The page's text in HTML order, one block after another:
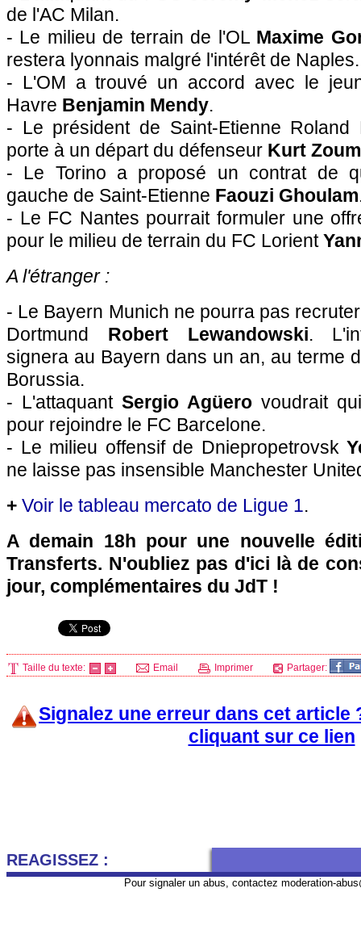
de l'AC Milan.
- Le milieu de terrain de l'OL Maxime
restera lyonnais malgré l'intérêt de Naples.
- L'OM a trouvé un accord avec le
Havre Benjamin Mendy.
- Le président de Saint-Etienne
porte à un départ du défenseur Kurt
- Le Torino a proposé un contrat de
gauche de Saint-Etienne Faouzi Ghoulam
- Le FC Nantes pourrait formuler une
pour le milieu de terrain du FC Lorient
A l'étranger :
- Le Bayern Munich ne pourra pas
Dortmund Robert Lewandowski.
signera au Bayern dans un an, au terme
Borussia.
- L'attaquant Sergio Agüero voudrait
pour rejoindre le FC Barcelone.
- Le milieu offensif de Dniepropetrovsk
ne laisse pas insensible Manchester
+ Voir le tableau mercato de Ligue 1.
A demain 18h pour une nouvelle
Transferts. N'oubliez pas d'ici là de
jour, complémentaires du JdT !
Taille du texte: Email Imprimer Partager:
Signalez une erreur dans cet article
cliquant sur ce lien
REAGISSEZ :
Pour signaler un abus, contactez moderation-